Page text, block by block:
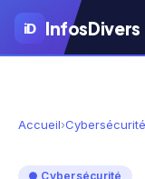
Aller
contenu
iD InfosDivers
Accueil›Cybersécurité
● Cybersécurité